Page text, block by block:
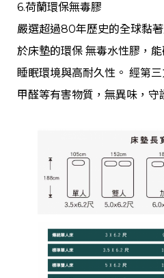
6.荷蘭環保無毒膠
嚴選超過80年歷史的全球黏
於床墊的環保 無毒水性膠，
睡眠環境與高耐久性。 經第
甲醛等有害物質，無異味，守